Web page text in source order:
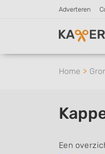
Adverteren
Home
Een